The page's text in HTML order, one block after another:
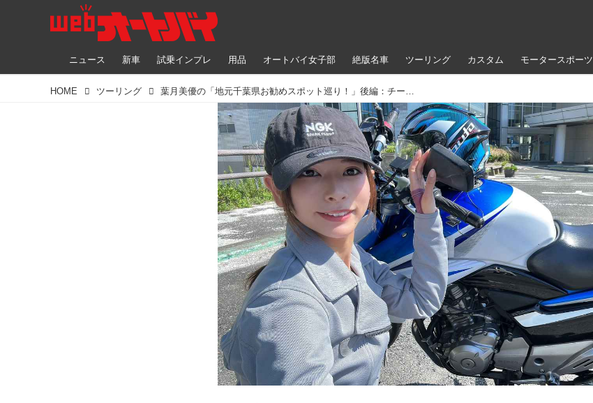
ニュース 新車 試乗インプレ 用品 オートバイ女子部 絶版名車 ツーリング カスタム モータースポーツ
HOME ツーリング 葉月美優の「地元千葉県お勧めスポット巡り！」後編：チーバくんの耳の先っちょ、銚子ポートタワー＆ウオッセ21を満喫！